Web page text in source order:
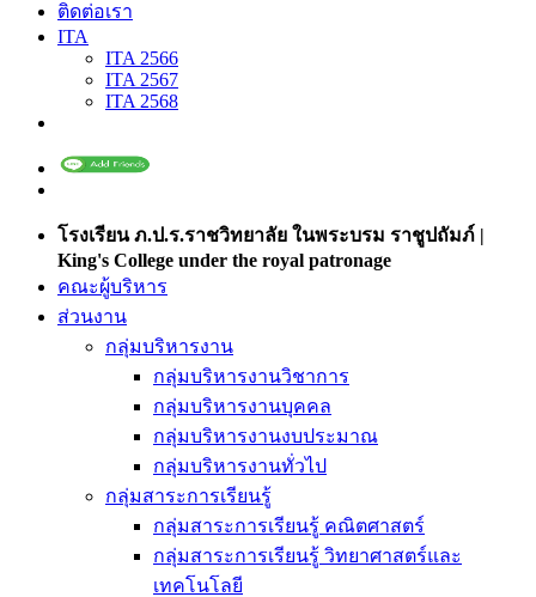
ติดต่อเรา
ITA
ITA 2566
ITA 2567
ITA 2568
โรงเรียน ภ.ป.ร.ราชวิทยาลัย ในพระบรม ราชูปถัมภ์ |
King's College under the royal patronage
คณะผู้บริหาร
ส่วนงาน
กลุ่มบริหารงาน
กลุ่มบริหารงานวิชาการ
กลุ่มบริหารงานบุคคล
กลุ่มบริหารงานงบประมาณ
กลุ่มบริหารงานทั่วไป
กลุ่มสาระการเรียนรู้
กลุ่มสาระการเรียนรู้ คณิตศาสตร์
กลุ่มสาระการเรียนรู้ วิทยาศาสตร์และ
เทคโนโลยี